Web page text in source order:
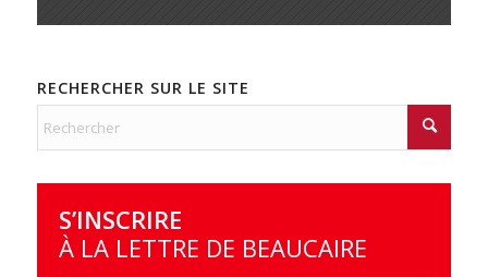
RECHERCHER SUR LE SITE
S’INSCRIRE
À LA LETTRE DE BEAUCAIRE